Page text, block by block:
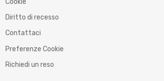
Diritto di recesso
Contattaci
Preferenze Cookie
Richiedi un reso